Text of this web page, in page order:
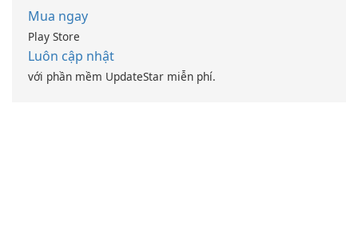
Mua ngay
Play Store
Luôn cập nhật
với phần mềm UpdateStar miễn phí.